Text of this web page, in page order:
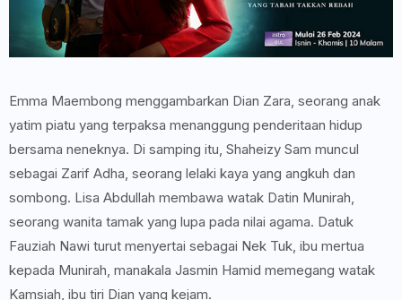
Emma Maembong menggambarkan Dian Zara, seorang anak
yatim piatu yang terpaksa menanggung penderitaan hidup
bersama neneknya. Di samping itu, Shaheizy Sam muncul
sebagai Zarif Adha, seorang lelaki kaya yang angkuh dan
sombong. Lisa Abdullah membawa watak Datin Munirah,
seorang wanita tamak yang lupa pada nilai agama. Datuk
Fauziah Nawi turut menyertai sebagai Nek Tuk, ibu mertua
kepada Munirah, manakala Jasmin Hamid memegang watak
Kamsiah, ibu tiri Dian yang kejam.